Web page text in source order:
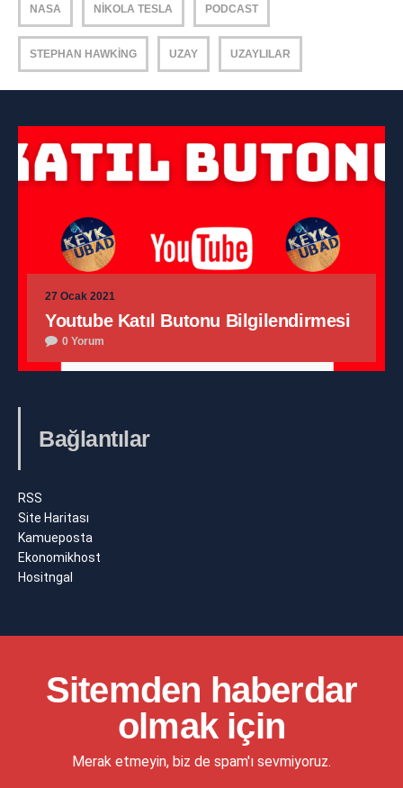
NASA NIKOLA TESLA PODCAST
STEPHAN HAWKING UZAY UZAYLILAR
27 Ocak 2021
Youtube Katıl Butonu Bilgilendirmesi
0 Yorum
Bağlantılar
RSS
Site Haritası
Kamueposta
Ekonomikhost
Hositngal
Sitemden haberdar
olmak için
Merak etmeyin, biz de spam'ı sevmiyoruz.